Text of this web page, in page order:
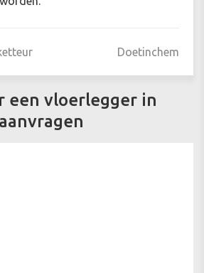
Doetinchem
een vloerlegger in